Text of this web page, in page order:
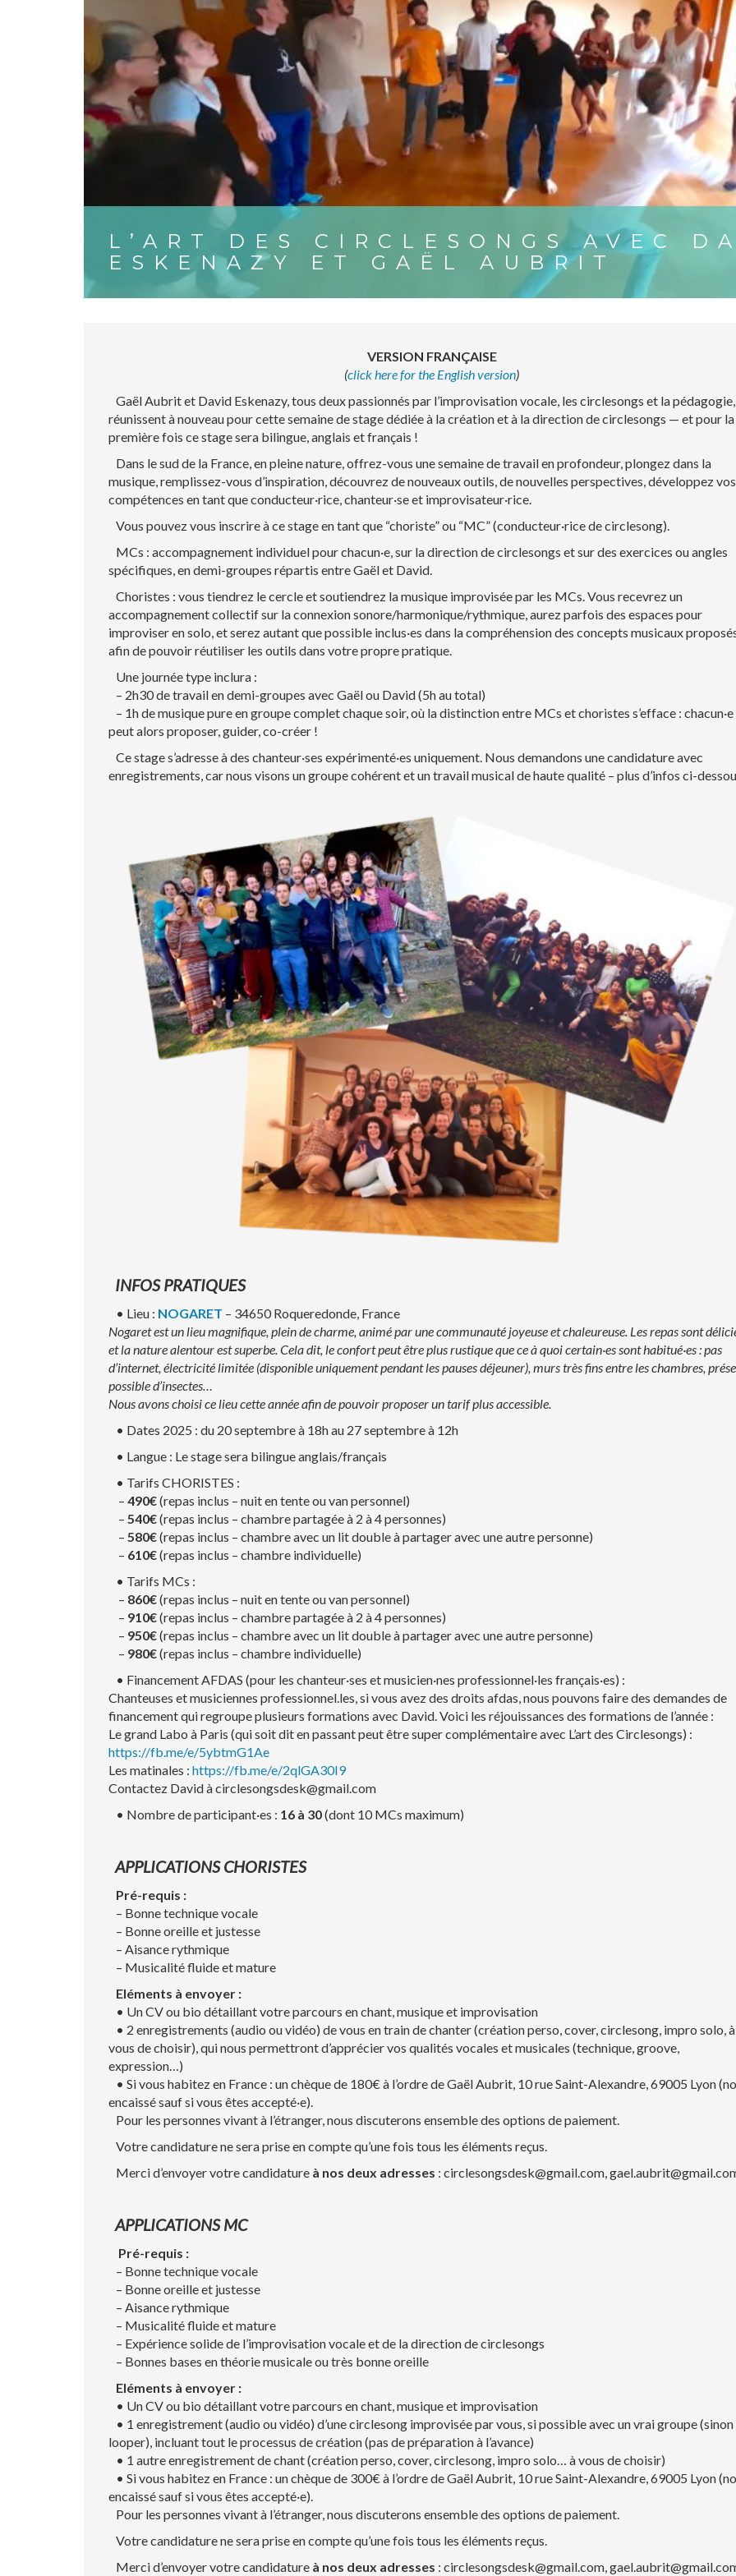
L’ART DES CIRCLESONGS AVEC
ESKENAZY ET GAËL AUBRIT
VERSION FRANÇAISE
(click here for the English version)
Gaël Aubrit et David Eskenazy, tous deux passionnés par l’improvisation vocale, les circlesongs et la
réunissent à nouveau pour cette semaine de stage dédiée à la création et à la direction de circlesongs — et pour la
première fois ce stage sera bilingue, anglais et français !
Dans le sud de la France, en pleine nature, offrez-vous une semaine de travail en profondeur, plongez dans la
musique, remplissez-vous d’inspiration, découvrez de nouveaux outils, de nouvelles perspectives, développez vos
compétences en tant que conducteur·rice, chanteur·se et improvisateur·rice.
Vous pouvez vous inscrire à ce stage en tant que “choriste” ou “MC” (conducteur·rice de circlesong).
MCs : accompagnement individuel pour chacun·e, sur la direction de circlesongs et sur des exercices ou angles
spécifiques, en demi-groupes répartis entre Gaël et David.
Choristes : vous tiendrez le cercle et soutiendrez la musique improvisée par les MCs. Vous recevrez un
accompagnement collectif sur la connexion sonore/harmonique/rythmique, aurez parfois des espaces pour
improviser en solo, et serez autant que possible inclus·es dans la compréhension des concepts musicaux
afin de pouvoir réutiliser les outils dans votre propre pratique.
Une journée type inclura :
– 2h30 de travail en demi-groupes avec Gaël ou David (5h au total)
– 1h de musique pure en groupe complet chaque soir, où la distinction entre MCs et choristes s’efface : chacun·e
peut alors proposer, guider, co-créer !
Ce stage s’adresse à des chanteur·ses expérimenté·es uniquement. Nous demandons une candidature avec
enregistrements, car nous visons un groupe cohérent et un travail musical de haute qualité – plus d’infos ci-
INFOS PRATIQUES
• Lieu : NOGARET – 34650 Roqueredonde, France
Nogaret est un lieu magnifique, plein de charme, animé par une communauté joyeuse et chaleureuse. Les repas sont
et la nature alentour est superbe. Cela dit, le confort peut être plus rustique que ce à quoi certain·es sont habitué·es : pas
d’internet, électricité limitée (disponible uniquement pendant les pauses déjeuner), murs très fins entre les chambres,
possible d’insectes…
Nous avons choisi ce lieu cette année afin de pouvoir proposer un tarif plus accessible.
• Dates 2025 : du 20 septembre à 18h au 27 septembre à 12h
• Langue : Le stage sera bilingue anglais/français
• Tarifs CHORISTES :
– 490€(repas inclus – nuit en tente ou van personnel)
– 540€(repas inclus – chambre partagée à 2 à 4 personnes)
– 580€(repas inclus – chambre avec un lit double à partager avec une autre personne)
– 610€(repas inclus – chambre individuelle)
• Tarifs MCs :
– 860€(repas inclus – nuit en tente ou van personnel)
– 910€(repas inclus – chambre partagée à 2 à 4 personnes)
– 950€(repas inclus – chambre avec un lit double à partager avec une autre personne)
– 980€(repas inclus – chambre individuelle)
• Financement AFDAS (pour les chanteur·ses et musicien·nes professionnel·les français·es) :
Chanteuses et musiciennes professionnel.les, si vous avez des droits afdas, nous pouvons faire des demandes de
financement qui regroupe plusieurs formations avec David. Voici les réjouissances des formations de l’année :
Le grand Labo à Paris (qui soit dit en passant peut être super complémentaire avec L’art des Circlesongs) :
https://fb.me/e/5ybtmG1Ae
Les matinales : https://fb.me/e/2qlGA30I9
Contactez David à circlesongsdesk@gmail.com
• Nombre de participant·es : 16 à 30(dont 10 MCs maximum)
APPLICATIONS CHORISTES
Pré-requis :
– Bonne technique vocale
– Bonne oreille et justesse
– Aisance rythmique
– Musicalité fluide et mature
Eléments à envoyer :
• Un CV ou bio détaillant votre parcours en chant, musique et improvisation
• 2 enregistrements (audio ou vidéo) de vous en train de chanter (création perso, cover, circlesong, impro solo, à
vous de choisir), qui nous permettront d’apprécier vos qualités vocales et musicales (technique, groove,
expression…)
• Si vous habitez en France : un chèque de 180€ à l’ordre de Gaël Aubrit, 10 rue Saint-Alexandre, 69005 Lyon
encaissé sauf si vous êtes accepté·e).
Pour les personnes vivant à l’étranger, nous discuterons ensemble des options de paiement.
Votre candidature ne sera prise en compte qu’une fois tous les éléments reçus.
Merci d’envoyer votre candidature à nos deux adresses : circlesongsdesk@gmail.com,
APPLICATIONS MC
Pré-requis :
– Bonne technique vocale
– Bonne oreille et justesse
– Aisance rythmique
– Musicalité fluide et mature
– Expérience solide de l’improvisation vocale et de la direction de circlesongs
– Bonnes bases en théorie musicale ou très bonne oreille
Eléments à envoyer :
• Un CV ou bio détaillant votre parcours en chant, musique et improvisation
• 1 enregistrement (audio ou vidéo) d’une circlesong improvisée par vous, si possible avec un vrai groupe (sinon
looper), incluant tout le processus de création (pas de préparation à l’avance)
• 1 autre enregistrement de chant (création perso, cover, circlesong, impro solo… à vous de choisir)
• Si vous habitez en France : un chèque de 300€ à l’ordre de Gaël Aubrit, 10 rue Saint-Alexandre, 69005 Lyon
encaissé sauf si vous êtes accepté·e).
Pour les personnes vivant à l’étranger, nous discuterons ensemble des options de paiement.
Votre candidature ne sera prise en compte qu’une fois tous les éléments reçus.
Merci d’envoyer votre candidature à nos deux adresses : circlesongsdesk@gmail.com,